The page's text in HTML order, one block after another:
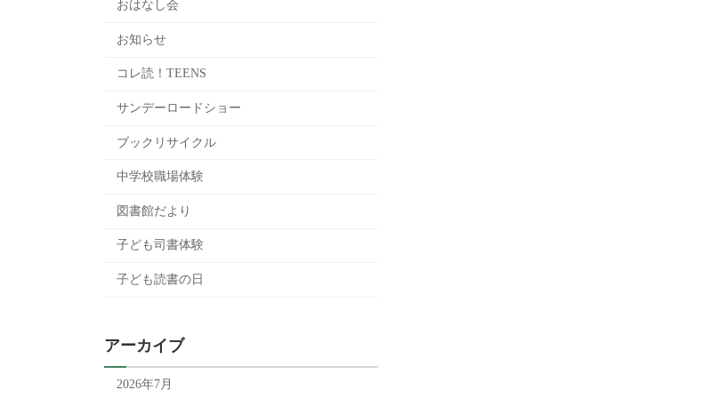
おはなし会
お知らせ
コレ読！TEENS
サンデーロードショー
ブックリサイクル
中学校職場体験
図書館だより
子ども司書体験
子ども読書の日
アーカイブ
2026年7月